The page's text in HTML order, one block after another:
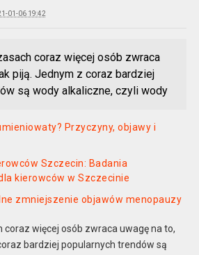
01-06 19:42
coraz więcej osób zwraca
piją. Jednym z coraz bardziej
są wody alkaliczne, czyli wody
Przyczyny, objawy i
Szczecin: Badania
kierowców w Szczecinie
zmniejszenie objawów menopauzy
coraz więcej osób zwraca uwagę na to,
bardziej popularnych trendów są